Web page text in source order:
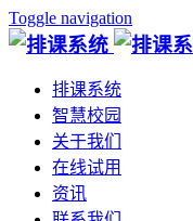
Toggle navigation
排课系统
智慧校园
关于我们
在线试用
资讯